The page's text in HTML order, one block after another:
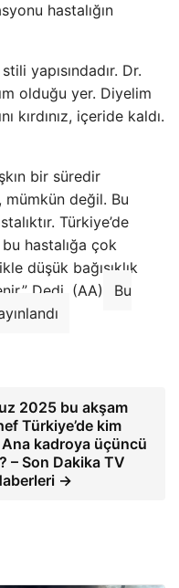
hastalığın
yapısındadır. Dr.
olduğu yer. Diyelim
kırdınız, içeride kaldı.
bir süredir
mümkün değil. Bu
Türkiye’de
hastalığa çok
düşük bağışıklık
Dedi. (AA)
Bu
2025 bu akşam
Türkiye’de kim
Ana kadroya üçüncü
– Son Dakika TV
→